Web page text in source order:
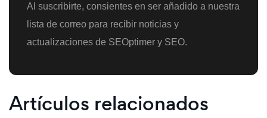
Al suscribirte, consientes en ser añadido a nuestra
lista de correo para recibir noticias y
actualizaciones de SEOptimer y SEO.
Artículos relacionados